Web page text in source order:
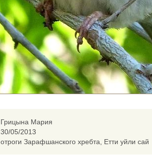
Грицына Мария
30/05/2013
отроги Зарафшанского хребта, Етти уйли сай